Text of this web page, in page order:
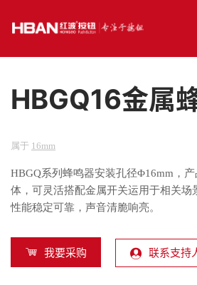
HBGQ16金属
属于 16mm
HBGQ系列蜂鸣器安装孔径Φ16mm，
体，可灵活搭配金属开关运用于相关场
性能稳定可靠，声音清脆响亮。
我要采购 联系支持